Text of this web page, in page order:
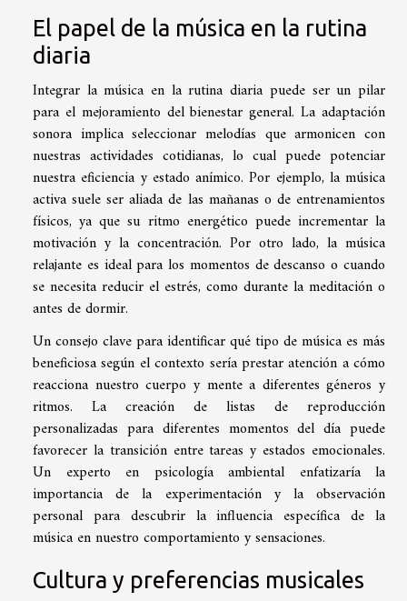
El papel de la música en la rutina
diaria
Integrar la música en la rutina diaria puede ser un pilar
para el mejoramiento del bienestar general. La adaptación
sonora implica seleccionar melodías que armonicen con
nuestras actividades cotidianas, lo cual puede potenciar
nuestra eficiencia y estado anímico. Por ejemplo, la música
activa suele ser aliada de las mañanas o de entrenamientos
físicos, ya que su ritmo energético puede incrementar la
motivación y la concentración. Por otro lado, la música
relajante es ideal para los momentos de descanso o cuando
se necesita reducir el estrés, como durante la meditación o
antes de dormir.
Un consejo clave para identificar qué tipo de música es más
beneficiosa según el contexto sería prestar atención a cómo
reacciona nuestro cuerpo y mente a diferentes géneros y
ritmos. La creación de listas de reproducción
personalizadas para diferentes momentos del día puede
favorecer la transición entre tareas y estados emocionales.
Un experto en psicología ambiental enfatizaría la
importancia de la experimentación y la observación
personal para descubrir la influencia específica de la
música en nuestro comportamiento y sensaciones.
Cultura y preferencias musicales